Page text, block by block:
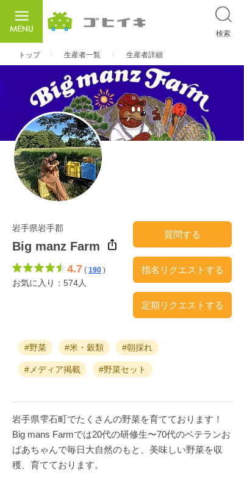
検索
トップ 生産者一覧 生産者詳細
岩手県岩手郡
Big manz Farm
4.7 ( 190 )
お気に入り：574人
質問する
指名リクエストする
定期リクエストする
#野菜 #米・穀類 #朝採れ
#メディア掲載 #野菜セット
岩手県雫石町でたくさんの野菜を育てております！
Big mans Farmでは20代の研修生〜70代のベテランお
ばあちゃんで毎日大自然のもと、美味しい野菜を収
穫、育てております。